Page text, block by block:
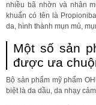
nhiều bã nhờn và nhân
khuẩn có tên là
da, hình thành mụn mủ,
Một số sản
được ưa
Bộ sản phẩm mỹ phẩm
biệt là da dầu, da nhạy